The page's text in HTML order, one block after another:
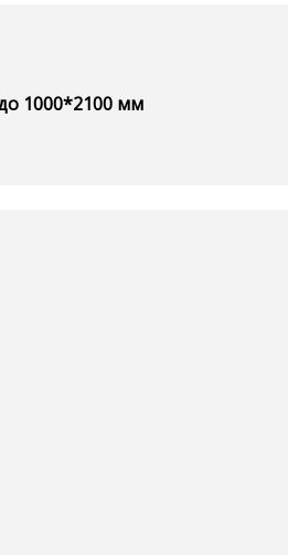
1000*2100 мм